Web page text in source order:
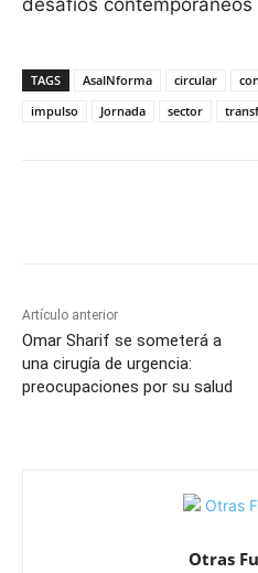
desafíos contemporáneos
TAGS AsaINforma circular
impulso
Jornada sector
Artículo anterior
Omar Sharif se someterá a
una cirugía de urgencia:
preocupaciones por su salud
Otras